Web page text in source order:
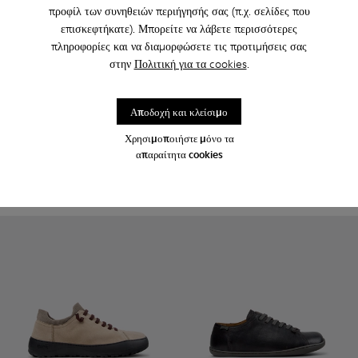
προφίλ των συνηθειών περιήγησής σας (π.χ. σελίδες που
επισκεφτήκατε). Μπορείτε να λάβετε περισσότερες
πληροφορίες και να διαμορφώσετε τις προτιμήσεις σας
στην Πολιτική για τα cookies.
Χρησιμοποιήστε μόνο τα
απαραίτητα cookies
Αποδοχή και κλείσιμο
Lluc Sandal - K101091-004 - Πράσινα συνθετικά πέδιλα για
Lluc Sandal - K101091-005
Lluc Sandal - K101091-003
Lluc Sandal - K101091-002
Lluc Sandal - K101091-001
Pix Berlin - K300524-001 -
Pix Berlin -
Pix Berlin
230 €